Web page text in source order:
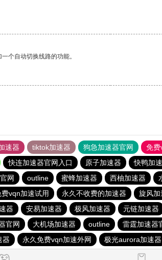
个自动切换线路的功能。
速器 tiktok加速器 狗急加速器官网 免费
快连加速器官网入口 原子加速器 快鸭加
网 outline 蜜蜂加速器 西柚加速器
费vqn加速试用 永久不收费的加速器 旋风加
器 安易加速器 极风加速器 元链加速器
官网 大机场加速器 outline 雷霆加速器
器 永久免费vqn加速外网 极光aurora加速器